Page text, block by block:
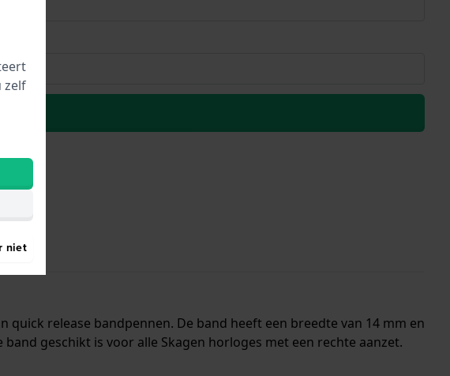
release bandpennen. De band heeft een breedte van 14 mm en
geschikt is voor alle Skagen horloges met een rechte aanzet.
zelf
niet